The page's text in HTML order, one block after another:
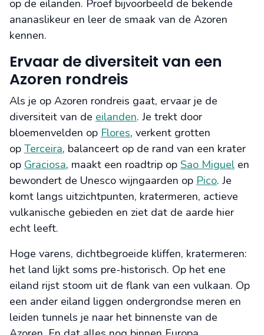
op de eilanden. Proef bijvoorbeeld de bekende
ananaslikeur en leer de smaak van de Azoren
kennen.
Ervaar de diversiteit van een
Azoren rondreis
Als je op Azoren rondreis gaat, ervaar je de
diversiteit van de eilanden. Je trekt door
bloemenvelden op Flores, verkent grotten
op Terceira, balanceert op de rand van een krater
op Graciosa, maakt een roadtrip op Sao Miguel en
bewondert de Unesco wijngaarden op Pico. Je
komt langs uitzichtpunten, kratermeren, actieve
vulkanische gebieden en ziet dat de aarde hier
echt leeft.
Hoge varens, dichtbegroeide kliffen, kratermeren:
het land lijkt soms pre-historisch. Op het ene
eiland rijst stoom uit de flank van een vulkaan. Op
een ander eiland liggen ondergrondse meren en
leiden tunnels je naar het binnenste van de